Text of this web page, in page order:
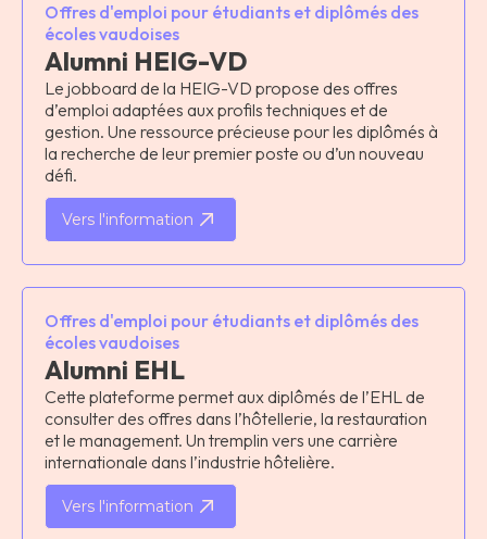
Offres d'emploi pour étudiants et diplômés des
écoles vaudoises
Alumni HEIG-VD
Le jobboard de la HEIG-VD propose des offres
d’emploi adaptées aux profils techniques et de
gestion. Une ressource précieuse pour les diplômés à
la recherche de leur premier poste ou d’un nouveau
défi.
Vers l'information
Offres d'emploi pour étudiants et diplômés des
écoles vaudoises
Alumni EHL
Cette plateforme permet aux diplômés de l’EHL de
consulter des offres dans l’hôtellerie, la restauration
et le management. Un tremplin vers une carrière
internationale dans l’industrie hôtelière.
Vers l'information